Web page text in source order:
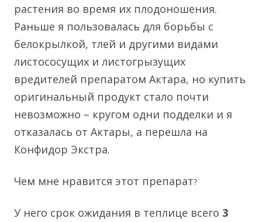
растения во время их плодоношения.
Раньше я пользовалась для борьбы с
белокрылкой, тлей и другими видами
листососущих и листогрызущих
вредителей препаратом Актара, но купить
оригинальный продукт стало почти
невозможно – кругом одни подделки и я
отказалась от Актары, а перешла на
Конфидор Экстра.
Чем мне нравится этот препарат?
У него срок ожидания в теплице всего 3